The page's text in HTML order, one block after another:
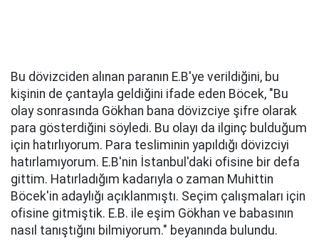
Bu dövizciden alınan paranın E.B'ye verildiğini, bu
kişinin de çantayla geldiğini ifade eden Böcek, "Bu
olay sonrasında Gökhan bana dövizciye şifre olarak
para gösterdiğini söyledi. Bu olayı da ilginç bulduğum
için hatırlıyorum. Para tesliminin yapıldığı dövizciyi
hatırlamıyorum. E.B'nin İstanbul'daki ofisine bir defa
gittim. Hatırladığım kadarıyla o zaman Muhittin
Böcek'in adaylığı açıklanmıştı. Seçim çalışmaları için
ofisine gitmiştik. E.B. ile eşim Gökhan ve babasının
nasıl tanıştığını bilmiyorum." beyanında bulundu.